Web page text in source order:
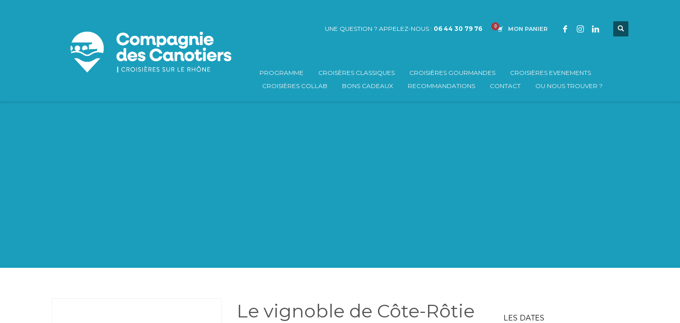
UNE QUESTION ? APPELEZ-NOUS : 06 44 30 79 76 MON PANIER
PROGRAMME CROISÈRES CLASSIQUES CROISIÈRES GOURMANDES
CROISIÈRES EVENEMENTS
CROISIÈRES COLLAB
BONS CADEAUX RECOMMANDATIONS CONTACT OU NOUS TROUVER ?
Le vignoble de Côte-Rôtie LES DATES